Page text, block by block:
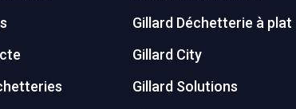
Gillard Déchetterie à plat
Gillard City
Gillard Solutions